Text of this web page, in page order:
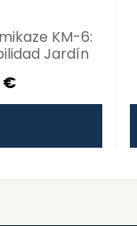
KM-6:
Jardín
€